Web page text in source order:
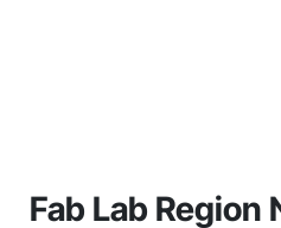
Fab Lab Region